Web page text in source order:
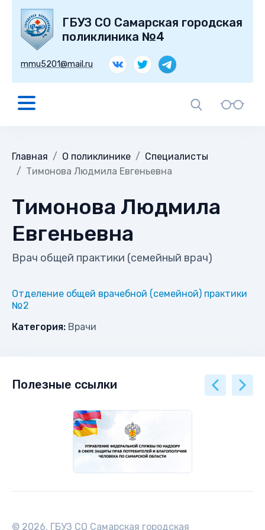
ГБУЗ СО Самарская городская
поликлиника №4
mmu5201@mail.ru
Главная О поликлинике
Специалисты
Тимонова Людмила Евгеньевна
Тимонова Людмила
Евгеньевна
Врач общей практики (семейный врач)
Отделение общей врачебной (семейной) практики
№2
Категория: Врачи
Полезные ссылки
© 2026. ГБУЗ СО Самарская городская